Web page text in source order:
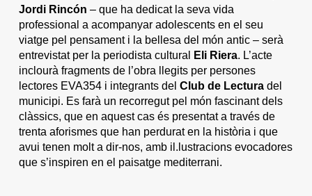
Jordi Rincón – que ha dedicat la seva vida
professional a acompanyar adolescents en el seu
viatge pel pensament i la bellesa del món antic – serà
entrevistat per la periodista cultural
Eli Riera. L’acte
inclourà fragments de l’obra llegits per persones
lectores EVA354 i integrants del Club de Lecturadel
municipi. Es farà un recorregut pel món fascinant dels
clàssics, que en aquest cas és presentat a través de
trenta aforismes que han perdurat en la història i que
avui tenen molt a dir-nos, amb il.lustracions evocadores
que s’inspiren en el paisatge mediterrani.